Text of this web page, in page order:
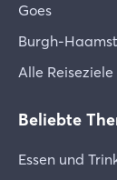
Goes
Burgh-
Alle
Beliebte
Essen und